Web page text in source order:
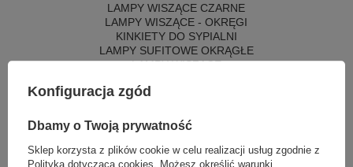
LAMPY WISZĄCE CZARNE
LAMPY WISZĄCE - OKRĘGI
KINKIETY DO SYPIALNI
LAMPY SUFITOWE OKRĄGŁE
LAMPY WISZĄCE
LAMPY ZEWNĘTRZNE
SŁUPKI OGRODOWE
LAMPY OGRODOWE - WISZĄCE
LAMPY WISZĄCE - ZEWNĘTRZNE
LAMPY OGRODOWE - SUFITOWE
Konfiguracja zgód
Dbamy o Twoją prywatność
Sklep korzysta z plików cookie w celu realizacji usług zgodnie z
Polityką dotyczącą cookies. Możesz określić warunki